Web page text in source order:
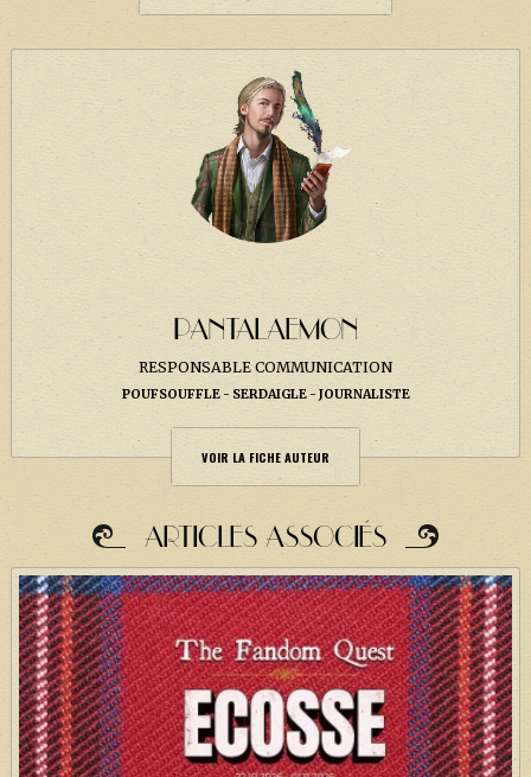
PANTALAEMON
RESPONSABLE COMMUNICATION
POUFSOUFFLE SERDAIGLE JOURNALISTE
VOIR LA FICHE AUTEUR
ARTICLES ASSOCIÉS